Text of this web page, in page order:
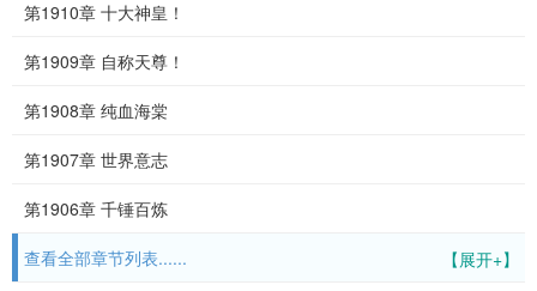
第1910章 十大神皇！
第1909章 自称天尊！
第1908章 纯血海棠
第1907章 世界意志
第1906章 千锤百炼
【展开+】
查看全部章节列表......